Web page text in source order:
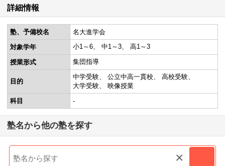
詳細情報
塾、予備校名
名大進学会
対象学年
小1～6 中1～3 高1～3
授業形式 集団指導
目的
中学受験 公立中高一貫校
高校受験
大学受験
映像授業
科目
-
塾名から他の塾を探す
×